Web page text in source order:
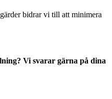
bidrar vi till att minimera
Vi svarar gärna på dina